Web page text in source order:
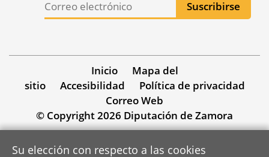
Inicio
Mapa del
sitio
Accesibilidad
Política de privacidad
Correo Web
© Copyright 2026 Diputación de Zamora
Su elección con respecto a las cookies